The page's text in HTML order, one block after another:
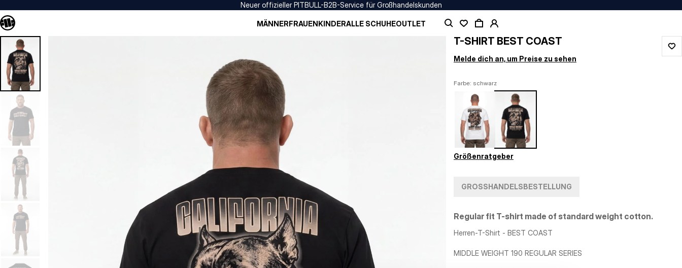
Neuer offizieller PITBULL-B2B-Service für Großhandelskunden
MÄNNERFRAUENKINDERALLE SCHUHEOUTLET
T-SHIRT BEST COAST
Melde dich an, um Preise zu sehen
Farbe: schwarz
Größenratgeber
GROSSHANDELSBESTELLUNG
Regular fit T-shirt made of standard weight cotton.
Herren-T-Shirt - BEST COAST
MIDDLE WEIGHT 190 REGULAR SERIES